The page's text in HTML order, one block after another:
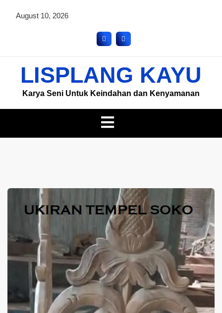
August 10, 2026
LISPLANG KAYU
Karya Seni Untuk Keindahan dan Kenyamanan